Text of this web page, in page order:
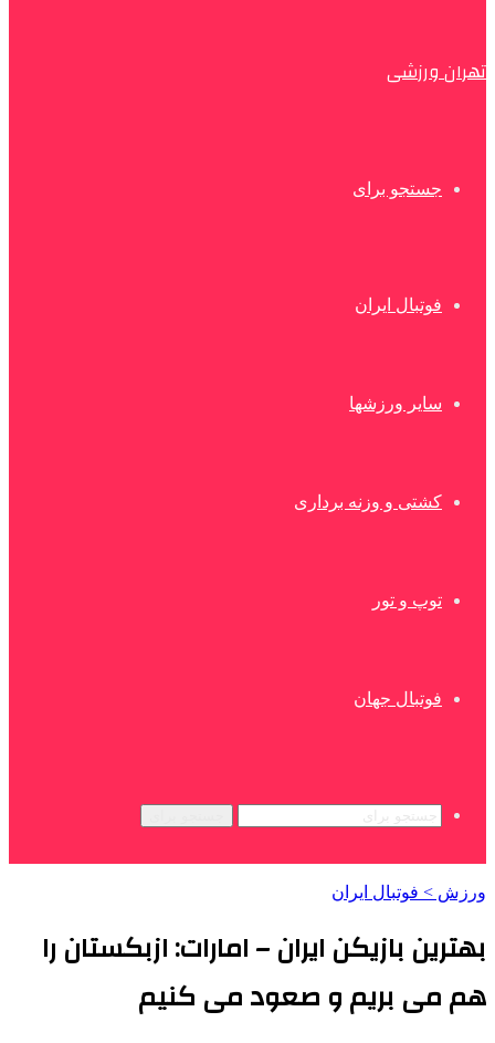
تهران ورزشی
جستجو برای
فوتبال ایران
سایر ورزشها
کشتی و وزنه برداری
توپ و تور
فوتبال جهان
ورزش > فوتبال ایران
بهترین بازیکن ایران – امارات: ازبکستان را
هم می بریم و صعود می کنیم